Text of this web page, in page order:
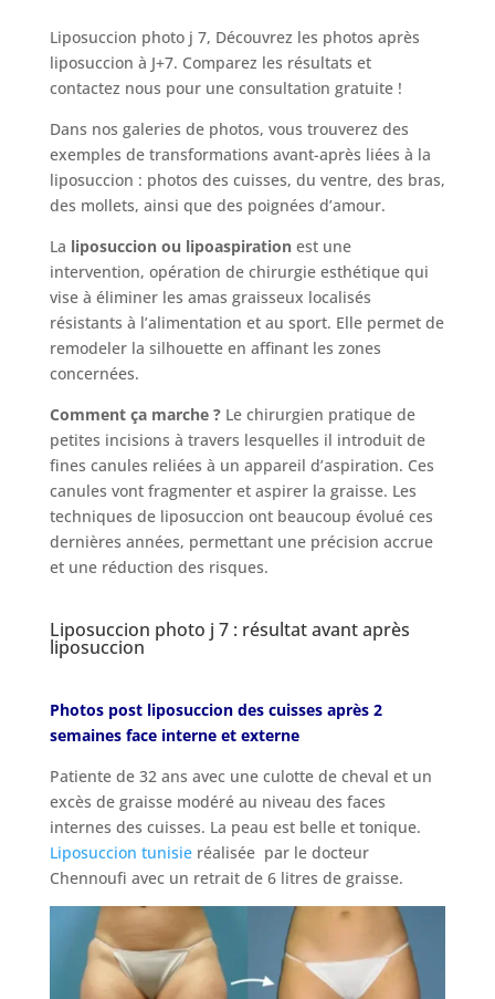
Nos
Tarifs
Nos
chirurgies
Obésité
Nos
FAQ
Services
Nos
cliniques
Nos
articles
Avant
/
Après
Liposuccion photo j 7, Découvrez les photos après
liposuccion à J+7. Comparez les résultats et
contactez nous pour une consultation gratuite !
Dans nos galeries de photos, vous trouverez des
exemples de transformations avant-après liées à la
liposuccion : photos des cuisses, du ventre, des bras,
des mollets, ainsi que des poignées d’amour.
La liposuccion ou lipoaspirationest une
intervention, opération de chirurgie esthétique qui
vise à éliminer les amas graisseux localisés
résistants à l’alimentation et au sport. Elle permet de
remodeler la silhouette en affinant les zones
concernées.
Comment ça marche ?Le chirurgien pratique de
petites incisions à travers lesquelles il introduit de
fines canules reliées à un appareil d’aspiration. Ces
canules vont fragmenter et aspirer la graisse. Les
techniques de liposuccion ont beaucoup évolué ces
dernières années, permettant une précision accrue
et une réduction des risques.
Liposuccion photo j 7 : résultat avant après
liposuccion
Photos post liposuccion des cuisses après 2
semaines face interne et externe
Patiente de 32 ans avec une culotte de cheval et un
excès de graisse modéré au niveau des faces
internes des cuisses. La peau est belle et tonique.
Liposuccion tunisieréalisée par le docteur
Chennoufi avec un retrait de 6 litres de graisse.